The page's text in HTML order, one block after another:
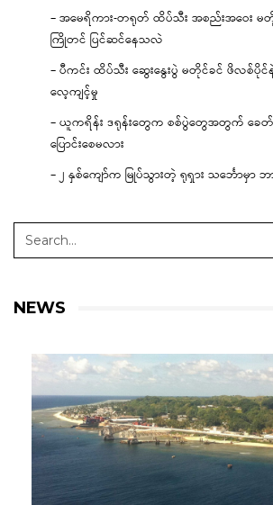
– အမေရိကား-တရုတ် ထိပ်သီး အစည်းအဝေး မ
ကြိုတင် ပြင်ဆင်နေသလဲ
– ပီကင်း ထိပ်သီး ဆွေးနွေးပွဲ မတိုင်ခင် ဖိလစ်ပို
လေ့ကျင့်မှု
– ယူကရိန်း ဒရုန်းတွေက စစ်ပွဲတွေအတွက် ခေ
ပြောင်းစေမလား
– ၂ နှစ်ကျော်က မြုပ်သွားတဲ့ ရုရှား သင်္ဘောမှာ
NEWS